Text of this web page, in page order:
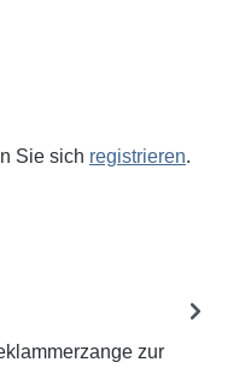
Sie sich registrieren.
zur